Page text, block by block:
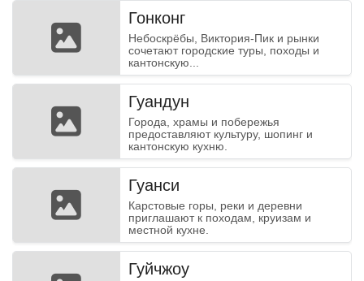
Гонконг
Небоскрёбы, Виктория-Пик и рынки
сочетают городские туры, походы и
кантонскую...
Гуандун
Города, храмы и побережья
предоставляют культуру, шопинг и
кантонскую кухню.
Гуанси
Карстовые горы, реки и деревни
приглашают к походам, круизам и
местной кухне.
Гуйчжоу